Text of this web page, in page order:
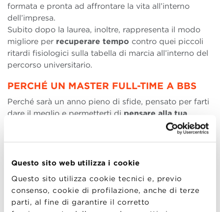
Questo sito web utilizza i cookie
Questo sito utilizza cookie tecnici e, previo
consenso, cookie di profilazione, anche di terze
parti, al fine di garantire il corretto
formata e pronta ad affrontare la vita all’interno
dell’impresa.
Subito dopo la laurea, inoltre, rappresenta il modo
migliore per recuperare tempo contro quei piccoli
ritardi fisiologici sulla tabella di marcia all’interno del
percorso universitario.
PERCHÉ UN MASTER FULL-TIME A BBS
Perché sarà un anno pieno di sfide, pensato per farti
dare il meglio e permetterti di pensare alla tua
gli ospiti
delle lecture, i lavori di
concorreranno alla tua formazione manageriale, un
tua crescita in azienda.
Bologna Business School, inoltre, ha corsi di studio e